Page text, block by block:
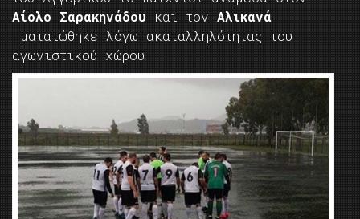
Αίολο Σαρακηνάδου και τον Αλικανά
ματαιώθηκε λόγω ακαταλληλότητας του
αγωνιστικού χώρου